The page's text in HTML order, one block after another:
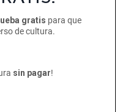
gratis para que
de cultura.
sin pagar!